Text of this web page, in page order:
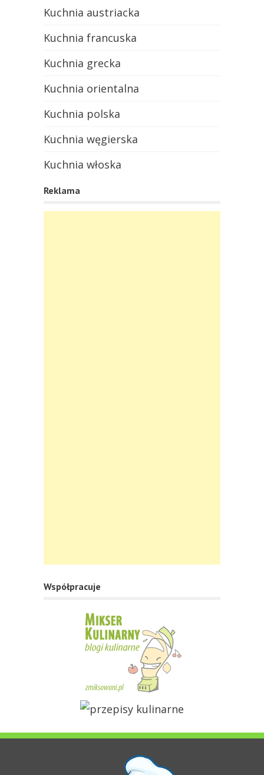
Kuchnia austriacka
Kuchnia francuska
Kuchnia grecka
Kuchnia orientalna
Kuchnia polska
Kuchnia węgierska
Kuchnia włoska
Reklama
Współpracuje